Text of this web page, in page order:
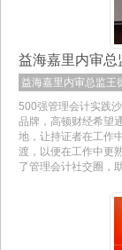
益海嘉里内审
益海嘉里内审总监王
500强管理会计实践
品牌，高顿财经希望
地，让持证者在工作
渡，以便在工作中更
了管理会计社交圈，